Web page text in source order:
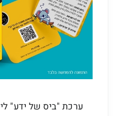
ערכת "ביס של ידע"